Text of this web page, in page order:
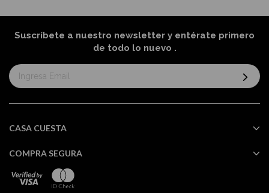
Suscríbete a nuestro newsletter y entérate primero
de todo lo nuevo .
Suscríbase
al
informativo:
CASA CUESTA
COMPRA SEGURA